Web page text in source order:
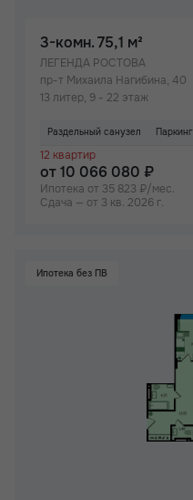
3-комн.75,1 м²
ЛЕГЕНДА РОСТОВА
пр-т Михаила Нагибина, 40
13 литер, 9 - 22 этаж
Раздельный санузел Паркинг
Детский сад на территории ЖК
12 квартир
от 10 066 080 ₽
Ипотека от 35 823 ₽/мес.
Сдача — от 3 кв. 2026 г.
Ипотека без ПВ